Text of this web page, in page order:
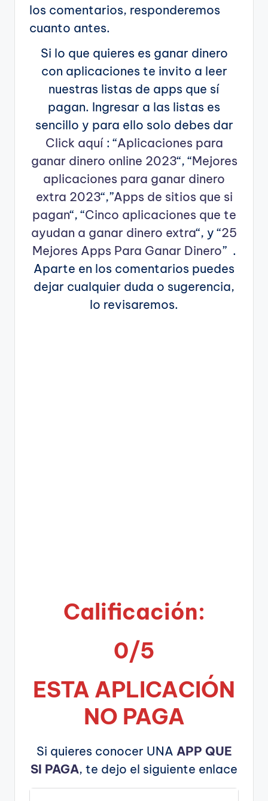
los comentarios, responderemos
cuanto antes.
Si lo que quieres es ganar dinero
con aplicaciones te invito a leer
nuestras listas de apps que sí
pagan. Ingresar a las listas es
sencillo y para ello solo debes dar
Click aquí: “Aplicaciones para
ganar dinero online 2023“, “Mejores
aplicaciones para ganar dinero
extra 2023“,”Apps de sitios que si
pagan“, “Cinco aplicaciones que te
ayudan a ganar dinero extra“, y “25
Mejores Apps Para Ganar Dinero” .
Aparte en los comentarios puedes
dejar cualquier duda o sugerencia,
lo revisaremos.
Calificación:
0/5
ESTA APLICACIÓN
NO PAGA
Si quieres conocer UNA APP QUE
SI PAGA, te dejo el siguiente enlace